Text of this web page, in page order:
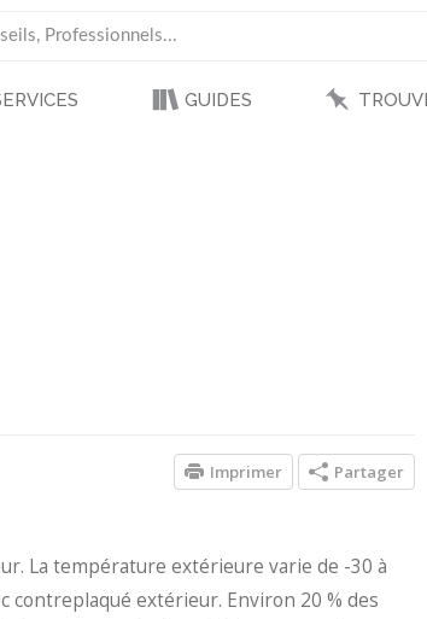
GUIDES
Partager
Imprimer
La température extérieure varie de -30 à
contreplaqué extérieur. Environ 20 % des